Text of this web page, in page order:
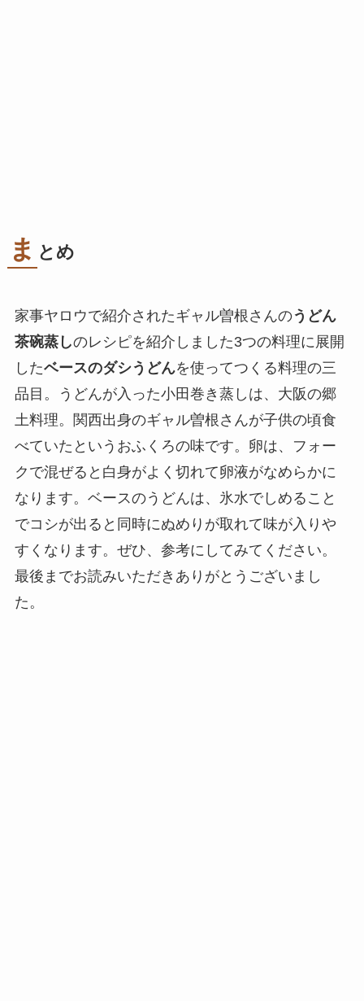
ま とめ
家事ヤロウで紹介されたギャル曽根さんのうどん
茶碗蒸しのレシピを紹介しました3つの料理に展開
したベースのダシうどんを使ってつくる料理の三
品目。うどんが入った小田巻き蒸しは、大阪の郷
土料理。関西出身のギャル曽根さんが子供の頃食
べていたというおふくろの味です。卵は、フォー
クで混ぜると白身がよく切れて卵液がなめらかに
なります。ベースのうどんは、氷水でしめること
でコシが出ると同時にぬめりが取れて味が入りや
すくなります。ぜひ、参考にしてみてください。
最後までお読みいただきありがとうございまし
た。